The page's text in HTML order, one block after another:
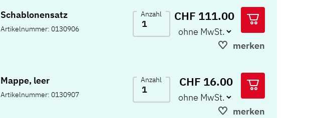
Schablonensatz
Artikelnummer: 0130906
Anzahl CHF 111.00
merken
Mappe, leer
Artikelnummer: 0130907
Anzahl CHF 16.00
merken